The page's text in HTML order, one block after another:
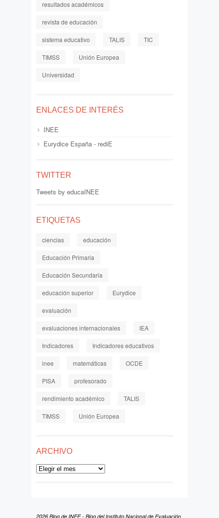
resultados académicos
revista de educación
sistema educativo TALIS TIC
TIMSS Unión Europea
Universidad
ENLACES DE INTERÉS
INEE
Eurydice España - rediE
TWITTER
Tweets by educaINEE
ETIQUETAS
ciencias educación
Educación Primaria
Educación Secundaria
educación superior Eurydice
evaluación
evaluaciones internacionales IEA
Indicadores Indicadores educativos
inee matemáticas OCDE
PISA profesorado
rendimiento académico TALIS
TIMSS Unión Europea
ARCHIVO
Archivo
2026 Blog de INEE - Blog del Instituto Nacional de Evaluación